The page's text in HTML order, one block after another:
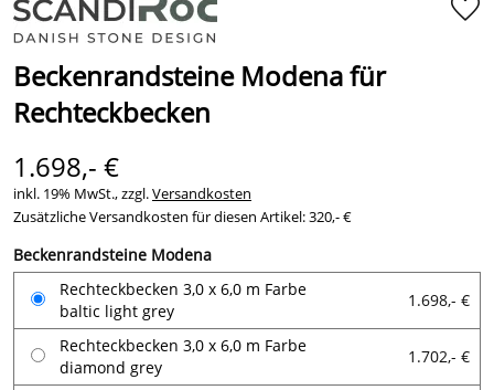
Beckenrandsteine Modena für
Rechteckbecken
1.698,- €
inkl. 19% MwSt., zzgl.Versandkosten
Zusätzliche Versandkosten für diesen Artikel: 320,- €
Beckenrandsteine Modena
Rechteckbecken 3,0 x 6,0 m Farbe
baltic light grey
1.698,- €
Rechteckbecken 3,0 x 6,0 m Farbe
diamond grey
1.702,- €